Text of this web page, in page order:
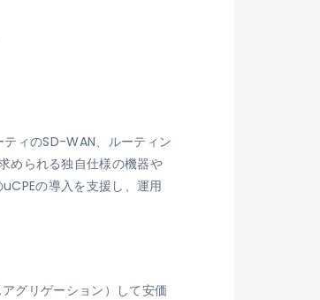
ィのSD-WAN、ルーティン
められる独自仕様の機器や
の導入を支援し、運用
グリゲーション）して安価